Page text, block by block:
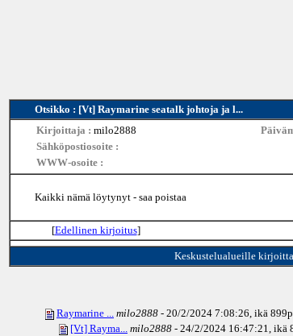
Otsikko : [Vt] Raymarine seatalk johtoja ja l...
Kirjoittaja : milo2888
Sähköpostiosoite :
WWW-osoite :
Kaikki nämä löytynyt - saa poistaa
[Edellinen kirjoitus]
Keskustelualueille
Raymarine ... milo2888 - 20/2/2024 7:08:26, ikä
[Vt] Rayma... milo2888 - 24/2/2024 16:47:21, ikä